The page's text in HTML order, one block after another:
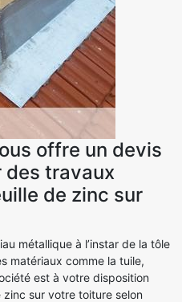
offre un devis
des travaux
de zinc sur
métallique à l’instar de la tôle
matériaux comme la tuile,
est à votre disposition
zinc sur votre toiture selon